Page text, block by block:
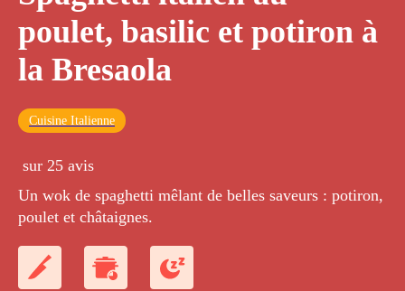
poulet, basilic et potiron à
la Bresaola
Cuisine Italienne
sur 25 avis
Un wok de spaghetti mêlant de belles saveurs : potiron,
poulet et châtaignes.